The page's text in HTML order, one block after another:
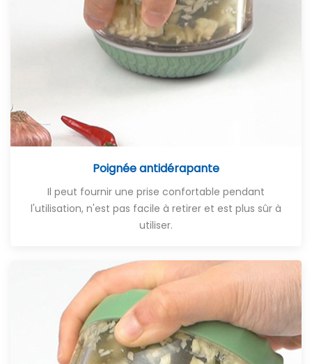
Poignée antidérapante
Il peut fournir une prise confortable pendant
l'utilisation, n'est pas facile à retirer et est plus sûr à
utiliser.